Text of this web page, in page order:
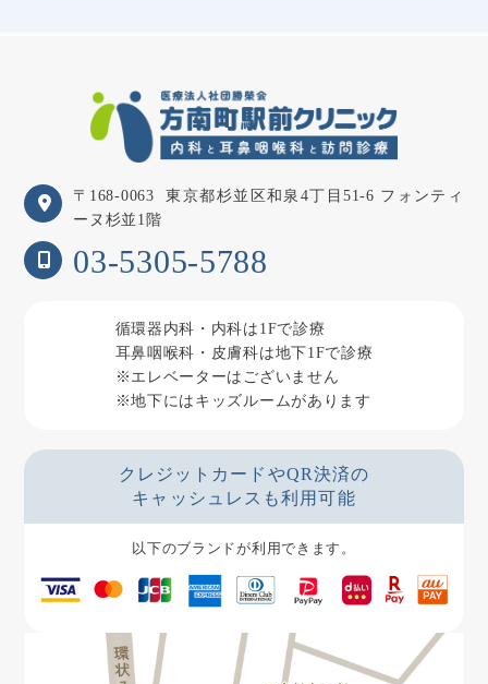
〒168-0063
東京都杉並区和泉4丁目51-6 フォンティ
ーヌ杉並1階
03-5305-5788
循環器内科・内科は1Fで診療
耳鼻咽喉科・皮膚科は地下1Fで診療
※エレベーターはございません
※地下にはキッズルームがあります
クレジットカードやQR決済の
キャッシュレスも利用可能
以下のブランドが利用できます。